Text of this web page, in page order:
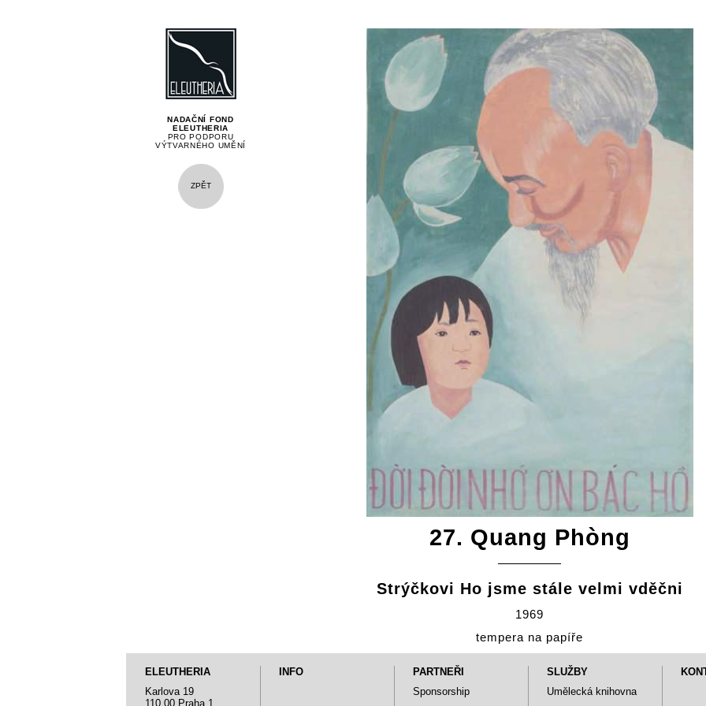
NADAČNÍ FOND
ELEUTHERIA
PRO PODPORU
VÝTVARNÉHO UMĚNÍ
ZPĚT
27. Quang Phòng
Strýčkovi Ho jsme stále velmi vděčni
1969
tempera na papíře
ELEUTHERIA
Karlova 19
110 00 Praha 1
INFO
PARTNEŘI
Sponsorship
SLUŽBY
Umělecká knihovna